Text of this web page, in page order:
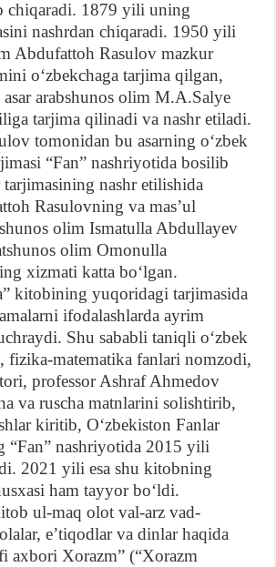
chiqaradi. 1879 yili uning
nashrdan chiqaradi. 1950 yili
Abdufattoh Rasulov mazkur
oʻzbekchaga tarjima qilgan,
arabshunos olim M.A.Salye
tarjima qilinadi va nashr etiladi.
tomonidan bu asarning oʻzbek
“Fan” nashriyotida bosilib
nashr etilishida
Rasulovning va masʼul
olim Ismatulla Abdullayev
olim Omonulla
xizmati katta boʻlgan.
kitobining yuqoridagi tarjimasida
ifodalashlarda ayrim
Shu sababli taniqli oʻzbek
fizika-matematika fanlari nomzodi,
professor Ashraf Ahmedov
va ruscha matnlarini solishtirib,
kiritib, Oʻzbekiston Fanlar
“Fan” nashriyotida 2015 yili
2021 yili esa shu kitobning
ham tayyor boʻldi.
ul-maq olot val-arz vad-
eʼtiqodlar va dinlar haqida
axbori Xorazm” (“Xorazm